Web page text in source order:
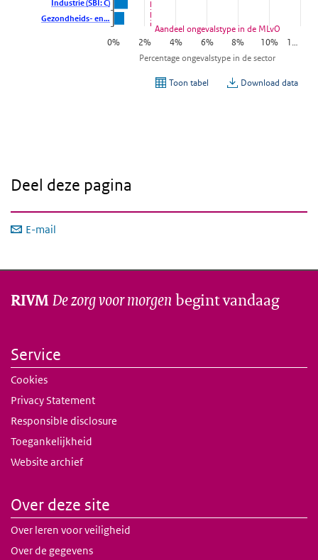
Deel deze pagina
E-mail
RIVMDe zorg voor morgen begint vandaag
Service
Cookies
Privacy Statement
Responsible disclosure
Toegankelijkheid
Website archief
Over deze site
Over leren voor veiligheid
Over de gegevens